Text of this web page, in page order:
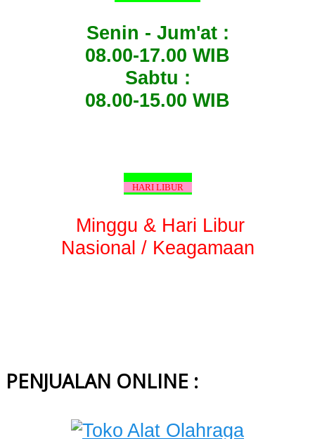
Senin - Jum'at :
08.00-17.00 WIB
Sabtu :
08.00-15.00 WIB
HARI LIBUR
Minggu & Hari Libur
Nasional / Keagamaan
PENJUALAN ONLINE :